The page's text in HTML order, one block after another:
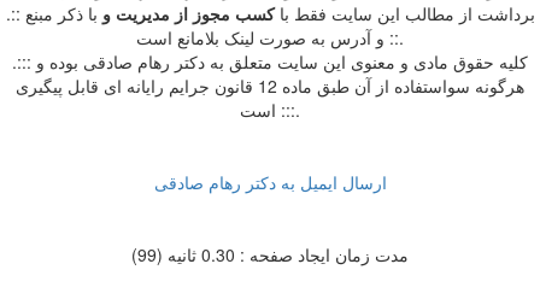
.:: برداشت از مطالب اين سايت فقط باکسب مجوز از مدیریت و با ذکر مبنع
و آدرس به صورت لینک بلامانع است ::.
.::: کلیه حقوق مادی و معنوی این سایت متعلق به دکتر رهام صادقی بوده و
هرگونه سواستفاده از آن طبق ماده 12 قانون جرایم رایانه ای قابل پیگیری
است :::.
ارسال ایمیل به دکتر رهام صادقی
مدت زمان ایجاد صفحه : 0.30 ثانیه (99)